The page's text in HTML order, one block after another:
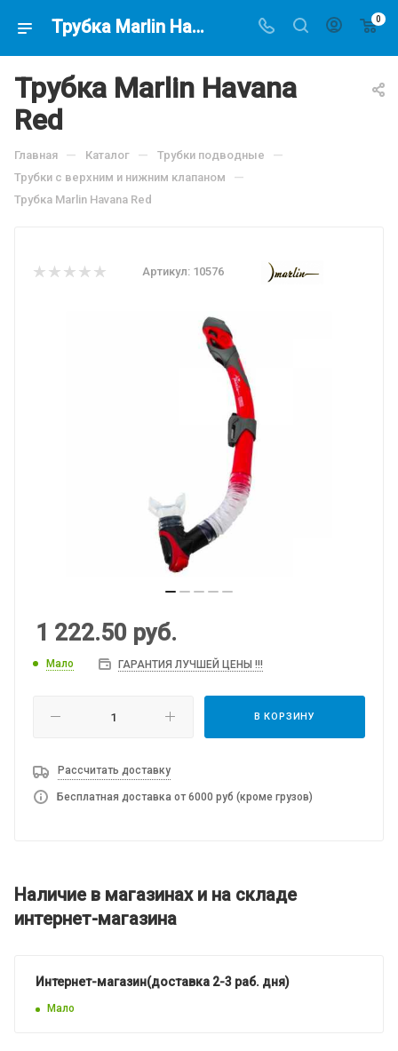
Трубка Marlin Havana Red, по цене 1222.5 руб, купить в интернет-магазине подводной охоты Водолаз.РФ в Москве. - 0
Трубка Marlin Havana
Red
Главная — Каталог — Трубки подводные —
Трубки с верхним и нижним клапаном —
Трубка Marlin Havana Red
Артикул: 10576
1 222.50 руб.
Мало ГАРАНТИЯ ЛУЧШЕЙ ЦЕНЫ !!!
В КОРЗИНУ
Рассчитать доставку
Бесплатная доставка от 6000 руб (кроме грузов)
Наличие в магазинах и на складе
интернет-магазина
Интернет-магазин(доставка 2-3 раб. дня)
Мало